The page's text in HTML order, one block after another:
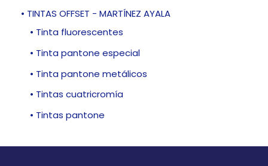
• TINTAS OFFSET - MARTÍNEZ AYALA
• Tinta fluorescentes
• Tinta pantone especial
• Tinta pantone metálicos
• Tintas cuatricromía
• Tintas pantone